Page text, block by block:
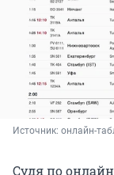
Источник: онлайн-
Судя по